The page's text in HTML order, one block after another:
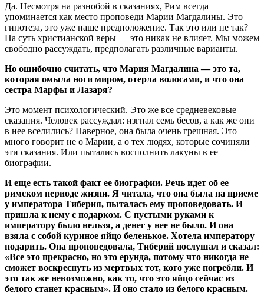
Да. Несмотря на разнобой в сказаниях, Рим всегда
упоминается как место проповеди Марии Магдалины. Это
гипотеза, это уже наше предположение. Так это или не так?
На суть христианской веры — это никак не влияет. Мы можем
свободно рассуждать, предполагать различные варианты.
Но ошибочно считать, что Мария Магдалина — это та,
которая омыла ноги миром, отерла волосами, и что она
сестра Марфы и Лазаря?
Это момент психологический. Это же все средневековые
сказания. Человек рассуждал: изгнал семь бесов, а как же они
в нее вселились? Наверное, она была очень грешная. Это
много говорит не о Марии, а о тех людях, которые сочиняли
эти сказания. Или пытались восполнить лакуны в ее
биографии.
И еще есть такой факт ее биографии. Речь идет об ее
римском периоде жизни. Я читала, что она была на приеме
у императора Тиберия, пыталась ему проповедовать. И
пришла к нему с подарком. С пустыми руками к
императору было нельзя, а денег у нее не было. И она
взяла с собой куриное яйцо беленькое. Хотела императору
подарить. Она проповедовала, Тиберий послушал и сказал:
«Все это прекрасно, но это ерунда, потому что никогда не
сможет воскреснуть из мертвых тот, кого уже погребли. И
это так же невозможно, как то, что это яйцо сейчас из
белого станет красным». И оно стало из белого красным.